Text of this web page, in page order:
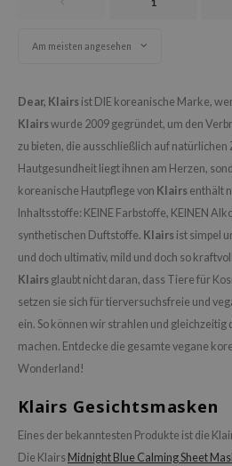
Am meisten angesehen
Dear, Klairs ist DIE koreanische Marke,
Klairswurde 2009 gegründet, um den
zu bieten, die ausschließlich auf
Hautgesundheit liegt ihnen am Herzen,
koreanische Hautpflege von Klairs enthält
Inhaltsstoffe: KEINE Farbstoffe, KEINEN
synthetischen Duftstoffe. Klairs ist simpel
und doch ultimativ, mild und doch so
Klairs glaubt nicht daran, dass Tiere für
setzen sie sich für tierversuchsfreie und
ein. So können wir strahlen und gleichzeitig
machen. Entdecke die gesamte vegane
Wonderland!
Klairs Gesichtsmasken
Eines der bekanntesten Produkte ist die
Die Klairs Midnight Blue Calming Sheet